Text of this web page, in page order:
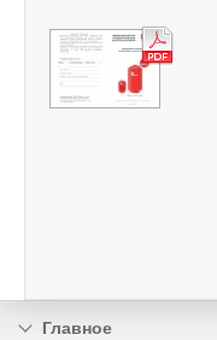
Главное